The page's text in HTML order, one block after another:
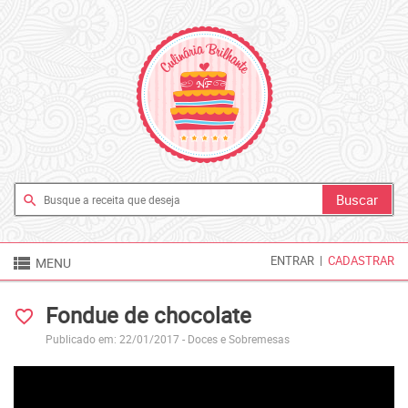
search
 MENU ENTRAR | CADASTRAR
favorite_border Fondue de chocolate
Publicado em: 22/01/2017 - Doces e Sobremesas